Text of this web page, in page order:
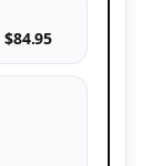
$84.95